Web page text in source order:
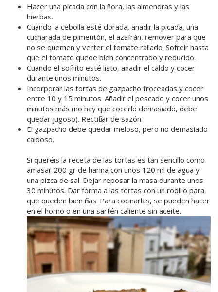
Hacer una picada con la ñora, las almendras y las
hierbas.
Cuando la cebolla esté dorada, añadir la picada, una
cucharada de pimentón, el azafrán, remover para que
no se quemen y verter el tomate rallado. Sofreír hasta
que el tomate quede bien concentrado y reducido.
Cuando el sofrito esté listo, añadir el caldo y cocer
durante unos minutos.
Incorporar las tortas de gazpacho troceadas y cocer
entre 10 y 15 minutos. Añadir el pescado y cocer unos
minutos más (no hay que cocerlo demasiado, debe
quedar jugoso). Rectificar de sazón.
El gazpacho debe quedar meloso, pero no demasiado
caldoso.
Si queréis la receta de las tortas es tan sencillo como
amasar 200 gr de harina con unos 120 ml de agua y
una pizca de sal. Dejar reposar la masa durante unos
30 minutos. Dar forma a las tortas con un rodillo para
que queden bien finas. Para cocinarlas, se pueden hacer
en el horno o en una sartén caliente sin aceite.